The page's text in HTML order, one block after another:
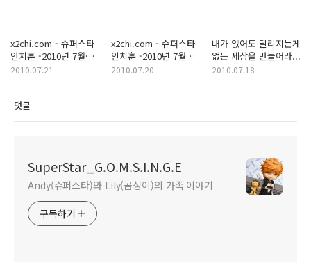
x2chi.com - 슈퍼스타
안치훈 -2010년 7월
20일
2010.07.21
x2chi.com - 슈퍼스타
안치훈 -2010년 7월
19일
2010.07.20
내가 없어도 달리지는게
없는 세상을 만들어라...
2010.07.18
댓글
SuperStar_G.O.M.S.I.N.G.E
Andy(슈퍼스타)와 Lily(곰싱이)의 가족 이야기
구독하기